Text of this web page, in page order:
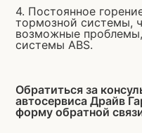
4. Постоянное
тормозной системы,
возможные
системы ABS.
Обратиться за
автосервиса Драйв
форму обратной